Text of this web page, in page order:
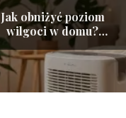
Jak obniżyć poziom
wilgoci w domu?
Efektywne sposoby i
wskazówki